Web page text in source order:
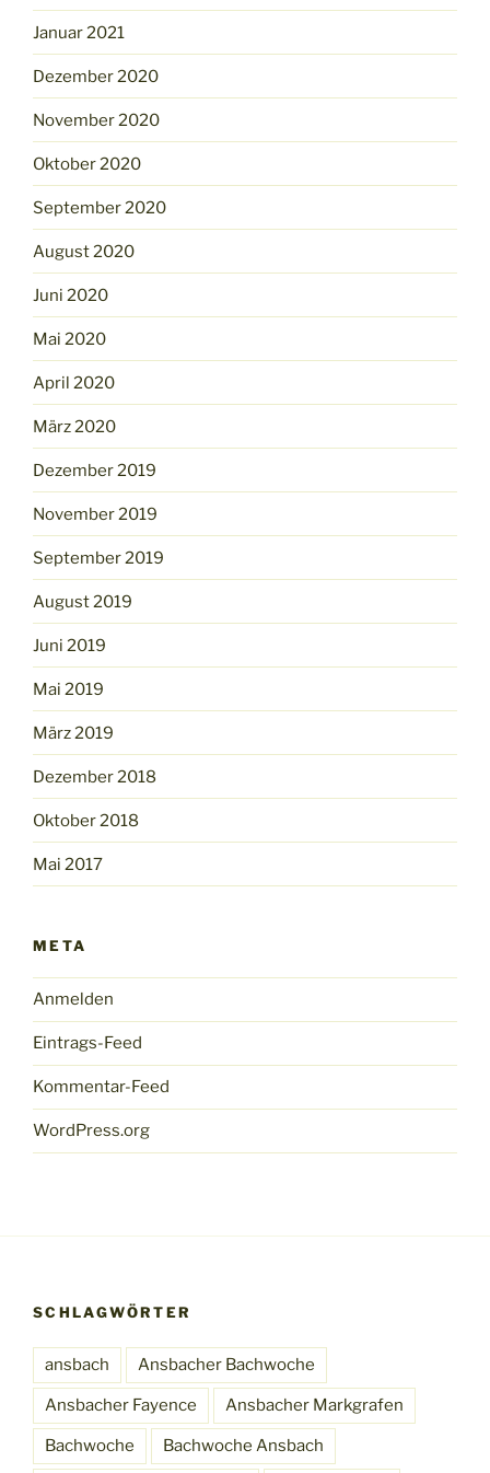
Januar 2021
Dezember 2020
November 2020
Oktober 2020
September 2020
August 2020
Juni 2020
Mai 2020
April 2020
März 2020
Dezember 2019
November 2019
September 2019
August 2019
Juni 2019
Mai 2019
März 2019
Dezember 2018
Oktober 2018
Mai 2017
META
Anmelden
Eintrags-Feed
Kommentar-Feed
WordPress.org
SCHLAGWÖRTER
ansbach Ansbacher Bachwoche
Ansbacher Fayence Ansbacher Markgrafen
Bachwoche Bachwoche Ansbach